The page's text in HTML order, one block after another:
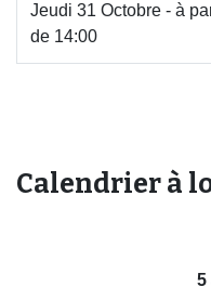
​Jeudi 31 Octobre - à
de 14:00
Calendrier à
5